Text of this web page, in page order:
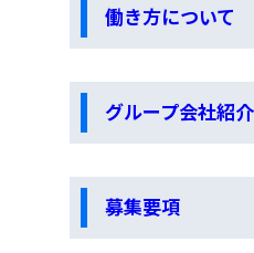
働き方について
グループ会社紹介
募集要項